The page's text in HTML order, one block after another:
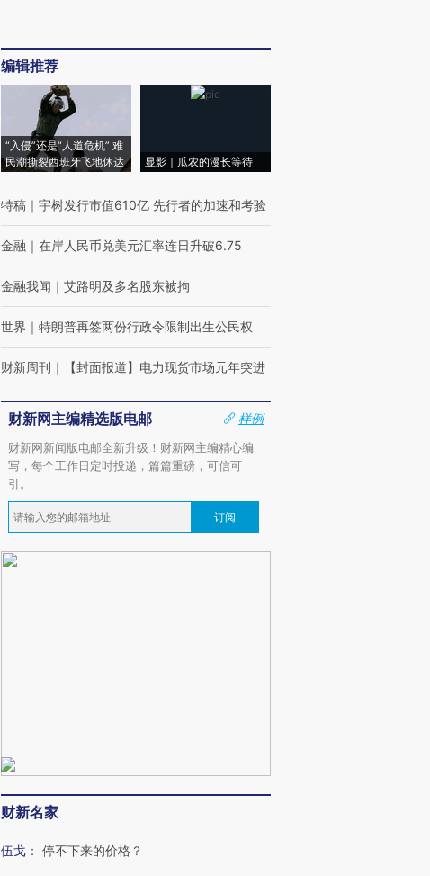
编辑推荐
“入侵”还是“人道危机” 难
民潮撕裂西班牙飞地休达
显影｜瓜农的漫长等待
特稿 ｜ 宇树发行市值610亿 先行者的加速和考验
金融 ｜ 在岸人民币兑美元汇率连日升破6.75
金融我闻 ｜ 艾路明及多名股东被拘
世界 ｜ 特朗普再签两份行政令限制出生公民权
财新周刊 ｜ 【封面报道】电力现货市场元年突进
财新网主编精选版电邮
样例
财新网新闻版电邮全新升级！财新网主编精心编
写，每个工作日定时投递，篇篇重磅，可信可
引。
订阅
财新名家
伍戈 ： 停不下来的价格？